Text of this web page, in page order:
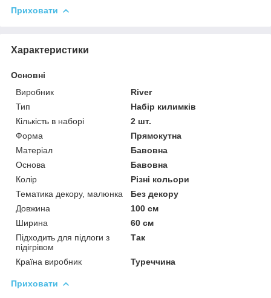
Приховати
Характеристики
Основні
Виробник
River
Тип
Набір килимків
Кількість в наборі
2 шт.
Форма
Прямокутна
Матеріал
Бавовна
Основа
Бавовна
Колір
Різні кольори
Тематика декору, малюнка
Без декору
Довжина
100 см
Ширина
60 см
Підходить для підлоги з
підігрівом
Так
Країна виробник Туреччина
Приховати